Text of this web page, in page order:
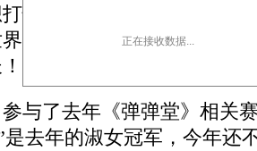
情侣赛对着电脑中虚拟的
杯对着真人对战那从容不
了去年《弹弹堂》相关
是去年的淑女冠军，今年还
正在接收数据...